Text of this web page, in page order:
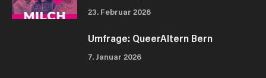
23. Februar 2026
Umfrage: QueerAltern Bern
7. Januar 2026